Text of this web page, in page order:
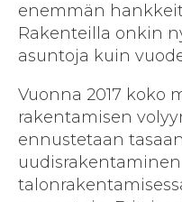
enemmän
Rakenteilla onkin
asuntoja kuin
Vuonna 2017 koko
rakentamisen
ennustetaan
uudisrakentaminen